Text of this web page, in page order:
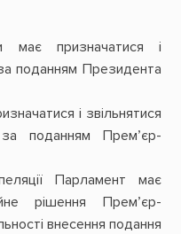
має призначатися і
поданням Президента
і звільнятися
поданням Прем’єр-
Парламент має
рішення Прем’єр-
внесення подання